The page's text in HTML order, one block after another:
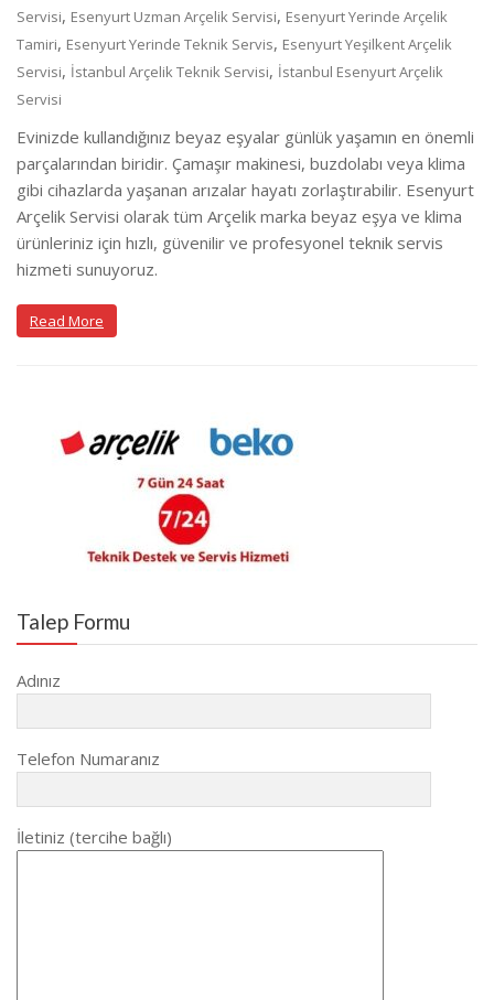
Servisi, Esenyurt Uzman Arçelik Servisi, Esenyurt Yerinde Arçelik
Tamiri, Esenyurt Yerinde Teknik Servis, Esenyurt Yeşilkent Arçelik
Servisi, İstanbul Arçelik Teknik Servisi, İstanbul Esenyurt Arçelik
Servisi
Evinizde kullandığınız beyaz eşyalar günlük yaşamın en önemli
parçalarından biridir. Çamaşır makinesi, buzdolabı veya klima
gibi cihazlarda yaşanan arızalar hayatı zorlaştırabilir. Esenyurt
Arçelik Servisi olarak tüm Arçelik marka beyaz eşya ve klima
ürünleriniz için hızlı, güvenilir ve profesyonel teknik servis
hizmeti sunuyoruz.
Read More
Talep Formu
Adınız
Telefon Numaranız
İletiniz (tercihe bağlı)